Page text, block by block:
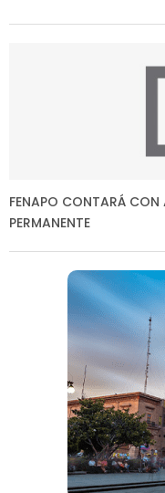
FENAPO CONTARÁ
PERMANENTE